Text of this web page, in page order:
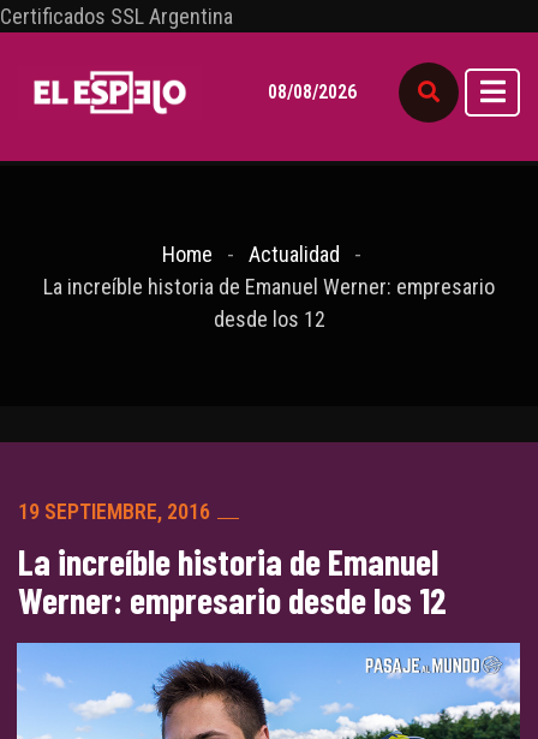
Certificados SSL Argentina
08/08/2026
Home
Actualidad
La increíble historia de Emanuel Werner: empresario
desde los 12
19 SEPTIEMBRE, 2016
La increíble historia de Emanuel
Werner: empresario desde los 12